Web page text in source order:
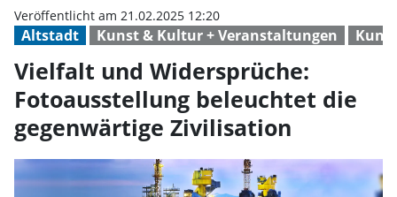
Altstadt Kunst & Kultur + Veranstaltungen
Veröffentlicht am 21.02.2025 12:20
Vielfalt und Widersprüche:
Fotoausstellung beleuchtet die
gegenwärtige Zivilisation